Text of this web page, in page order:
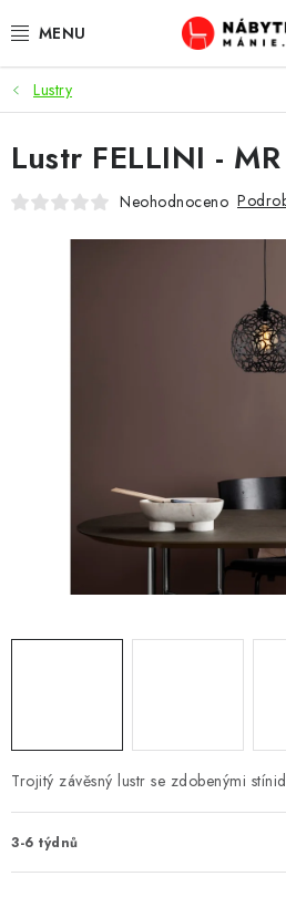
na
OBÝVACÍ POKOJ
KUCHYŇ A JÍDELNA
LOŽNICE
CHOVATELSKÉ POTŘEBY
DOPLŇKY A DEKORACE
VÝPRODEJ
Vše o nákupu
Lustry
Trojitý závěsný lustr se zdobenými
3-6 týdnů
Lustr FELLINI -
Neohodnoceno